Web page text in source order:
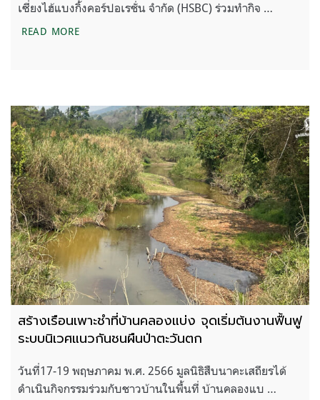
เซี่ยงไฮ้แบงกิ้งคอร์ปอเรชั่น จำกัด (HSBC) ร่วมทำกิจ …
READ MOREเพาะกล้า-ฟื้นฟูลำห้วยที่บ้านคลองแบ่ง ภารกิจเล็กๆ แ
สร้างเรือนเพาะชำที่บ้านคลองแบ่ง จุดเริ่มต้นงานฟื้นฟู
ระบบนิเวศแนวกันชนผืนป่าตะวันตก
วันที่17-19 พฤษภาคม พ.ศ. 2566 มูลนิธิสืบนาคะเสถียรได้
ดำเนินกิจกรรมร่วมกับชาวบ้านในพื้นที่ บ้านคลองแบ …